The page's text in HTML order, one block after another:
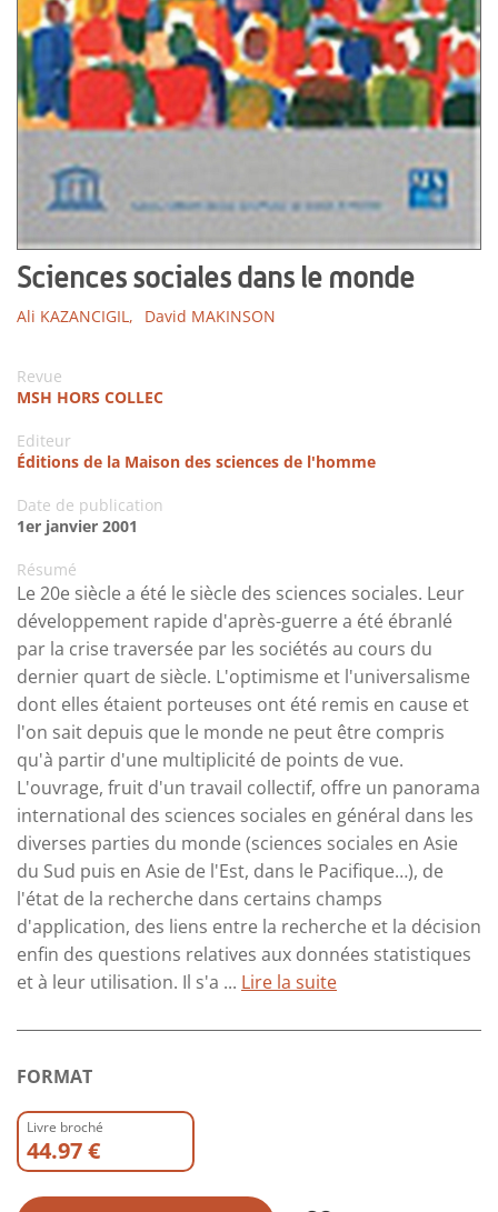
Sciences sociales dans le monde
Ali KAZANCIGIL, David MAKINSON
Revue
MSH HORS COLLEC
Editeur
Éditions de la Maison des sciences de l'homme
Date de publication
1er janvier 2001
Résumé
Le 20e siècle a été le siècle des sciences sociales. Leur
développement rapide d'après-guerre a été ébranlé
par la crise traversée par les sociétés au cours du
dernier quart de siècle. L'optimisme et l'universalisme
dont elles étaient porteuses ont été remis en cause et
l'on sait depuis que le monde ne peut être compris
qu'à partir d'une multiplicité de points de vue.
L'ouvrage, fruit d'un travail collectif, offre un panorama
international des sciences sociales en général dans les
diverses parties du monde (sciences sociales en Asie
du Sud puis en Asie de l'Est, dans le Pacifique…), de
l'état de la recherche dans certains champs
d'application, des liens entre la recherche et la décision
enfin des questions relatives aux données statistiques
et à leur utilisation. Il s'a ... Lire la suite
FORMAT
Livre broché
44.97 €